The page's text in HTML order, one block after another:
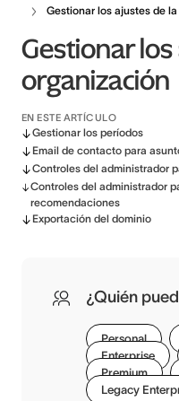
Gestionar los ajustes de
Gestionar
organización
EN ESTE ARTÍCULO
Gestionar los períodos
Email de contacto para
Controles del administrador
Controles del administrador
recomendaciones
Exportación del dominio
¿Quién
Personal
Enterprise
Premium
Legacy